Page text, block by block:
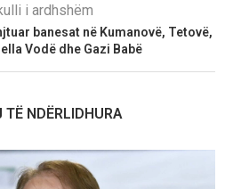
i ardhshëm
banesat në Kumanovë, Tetovë,
Vodë dhe Gazi Babë
TË NDËRLIDHURA